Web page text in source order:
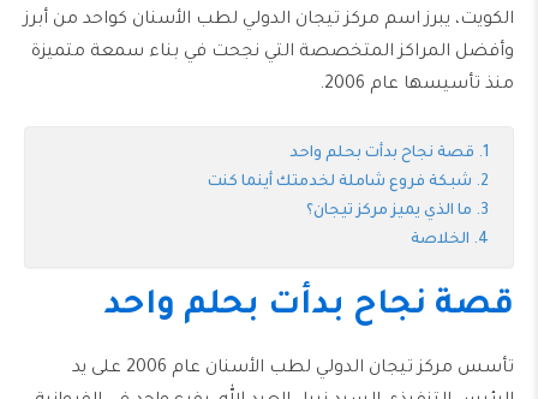
الكويت، يبرز اسم مركز تيجان الدولي لطب الأسنان كواحد من أبرز
وأفضل المراكز المتخصصة التي نجحت في بناء سمعة متميزة
منذ تأسيسها عام 2006.
قصة نجاح بدأت بحلم واحد
شبكة فروع شاملة لخدمتك أينما كنت
ما الذي يميز مركز تيجان؟
الخلاصة
قصة نجاح بدأت بحلم واحد
تأسس مركز تيجان الدولي لطب الأسنان عام 2006 على يد